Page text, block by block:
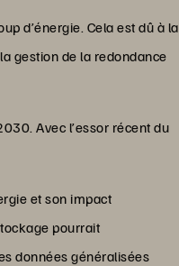
d’énergie. Cela est dû à la
gestion de la redondance
Avec l’essor récent du
et son impact
pourrait
données généralisées